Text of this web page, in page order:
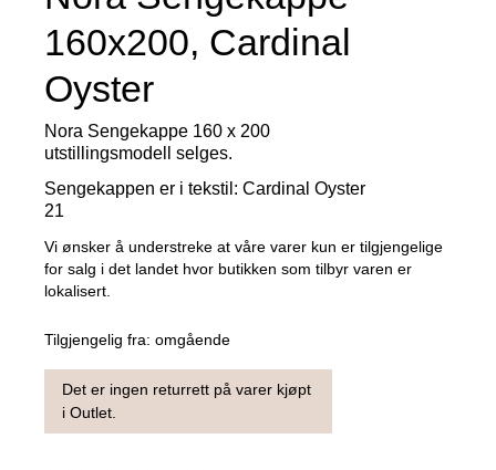
160x200, Cardinal
Oyster
Nora Sengekappe 160 x 200
utstillingsmodell selges.
Sengekappen er i tekstil: Cardinal Oyster
21
Vi ønsker å understreke at våre varer kun er tilgjengelige
for salg i det landet hvor butikken som tilbyr varen er
lokalisert.
Tilgjengelig fra: omgående
Det er ingen returrett på varer kjøpt
i Outlet.